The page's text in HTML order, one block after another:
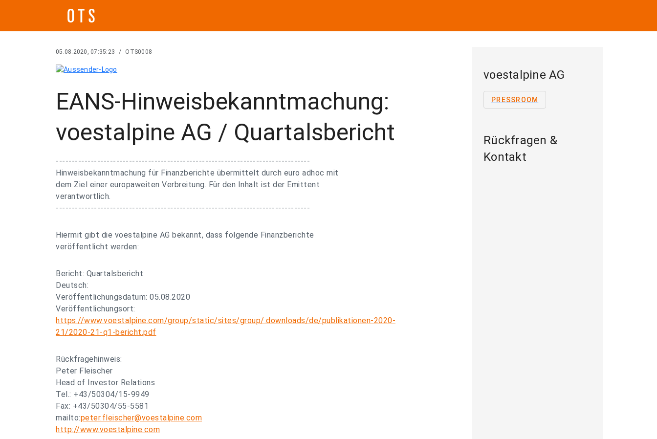
05.08.2020, 07:35:23 / OTS0008
EANS-Hinweisbekanntmachung:
voestalpine AG / Quartalsbericht
--------------------------------------------------------------------------------
Hinweisbekanntmachung für Finanzberichte übermittelt durch euro adhoc mit
dem Ziel einer europaweiten Verbreitung. Für den Inhalt ist der Emittent
verantwortlich.
--------------------------------------------------------------------------------
Hiermit gibt die voestalpine AG bekannt, dass folgende Finanzberichte
veröffentlicht werden:
Bericht: Quartalsbericht
Deutsch:
Veröffentlichungsdatum: 05.08.2020
Veröffentlichungsort:
https://www.voestalpine.com/group/static/sites/group/.downloads/de/publikationen-2020-
21/2020-21-q1-bericht.pdf
Rückfragehinweis:
Peter Fleischer
Head of Investor Relations
Tel.: +43/50304/15-9949
Fax: +43/50304/55-5581
mailto:peter.fleischer@voestalpine.com
http://www.voestalpine.com
voestalpine AG
PRESSROOM
Rückfragen &
Kontakt